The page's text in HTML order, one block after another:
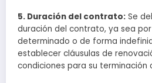
5. Duración del contrato: Se
duración del contrato, ya sea
determinado o de forma
establecer cláusulas de
condiciones para su terminación